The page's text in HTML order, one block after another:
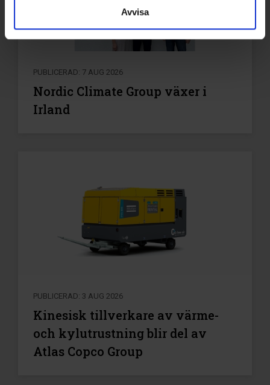
Avvisa
PUBLICERAD: 7 AUG 2026
Nordic Climate Group växer i
Irland
PUBLICERAD: 3 AUG 2026
Kinesisk tillverkare av värme-
och kylutrustning blir del av
Atlas Copco Group